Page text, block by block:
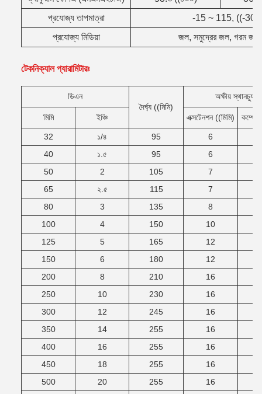
প্রযোজ্য তাপমাত্রা
-15 ~ 115, ((-30 ~
প্রযোজ্য মিডিয়া
জল, সমুদ্রের জল, গরম জল,
টেকনিক্যাল প্যারামিটারঃ
ডিএন
দৈর্ঘ্য ((মিমি)
অক্ষীয় স্থানচ্যুতি
মিমি ইঞ্চি এক্সটেনশন ((মিমি)
32 ১/৪ 95
6
40
১.৫ 95 6
50
2 105 7
65
২.৫ 115 7
80
3 135 8
100
4 150 10
125
5 165 12
150
6 180 12
200
8 210 16
250
10 230 16
300
12 245 16
350
14 255 16
400
16 255 16
450
18 255 16
500
20 255 16